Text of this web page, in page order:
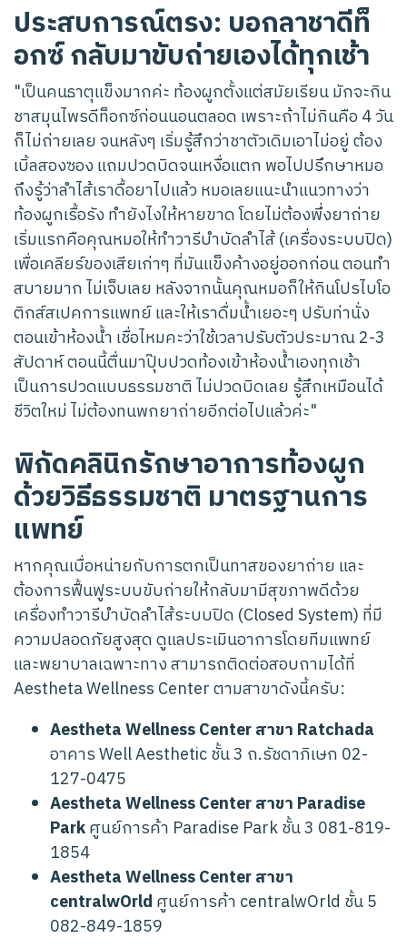
ประสบการณ์ตรง: บอกลาชาดีท็
อกซ์ กลับมาขับถ่ายเองได้ทุกเช้า
"เป็นคนธาตุแข็งมากค่ะ ท้องผูกตั้งแต่สมัยเรียน มักจะกิน
ชาสมุนไพรดีท็อกซ์ก่อนนอนตลอด เพราะถ้าไม่กินคือ 4 วัน
ก็ไม่ถ่ายเลย จนหลังๆ เริ่มรู้สึกว่าชาตัวเดิมเอาไม่อยู่ ต้อง
เบิ้ลสองซอง แถมปวดบิดจนเหงื่อแตก พอไปปรึกษาหมอ
ถึงรู้ว่าลำไส้เราดื้อยาไปแล้ว หมอเลยแนะนำแนวทางว่า
ท้องผูกเรื้อรัง ทำยังไงให้หายขาด โดยไม่ต้องพึ่งยาถ่าย
เริ่มแรกคือคุณหมอให้ทำวารีบำบัดลำไส้ (เครื่องระบบปิด)
เพื่อเคลียร์ของเสียเก่าๆ ที่มันแข็งค้างอยู่ออกก่อน ตอนทำ
สบายมาก ไม่เจ็บเลย หลังจากนั้นคุณหมอก็ให้กินโปรไบโอ
ติกส์สเปคการแพทย์ และให้เราดื่มน้ำเยอะๆ ปรับท่านั่ง
ตอนเข้าห้องน้ำ เชื่อไหมคะว่าใช้เวลาปรับตัวประมาณ 2-3
สัปดาห์ ตอนนี้ตื่นมาปุ๊บปวดท้องเข้าห้องน้ำเองทุกเช้า
เป็นการปวดแบบธรรมชาติ ไม่ปวดบิดเลย รู้สึกเหมือนได้
ชีวิตใหม่ ไม่ต้องทนพกยาถ่ายอีกต่อไปแล้วค่ะ"
พิกัดคลินิกรักษาอาการท้องผูก
ด้วยวิธีธรรมชาติ มาตรฐานการ
แพทย์
หากคุณเบื่อหน่ายกับการตกเป็นทาสของยาถ่าย และ
ต้องการฟื้นฟูระบบขับถ่ายให้กลับมามีสุขภาพดีด้วย
เครื่องทำวารีบำบัดลำไส้ระบบปิด (Closed System) ที่มี
ความปลอดภัยสูงสุด ดูแลประเมินอาการโดยทีมแพทย์
และพยาบาลเฉพาะทาง สามารถติดต่อสอบถามได้ที่
Aestheta Wellness Center ตามสาขาดังนี้ครับ:
Aestheta Wellness Center สาขา Ratchada
อาคาร Well Aesthetic ชั้น 3 ถ.รัชดาภิเษก 02-
127-0475
Aestheta Wellness Center สาขา Paradise
Parkศูนย์การค้า Paradise Park ชั้น 3 081-819-
1854
Aestheta Wellness Center สาขา
centralwOrld ศูนย์การค้า centralwOrld ชั้น 5
082-849-1859